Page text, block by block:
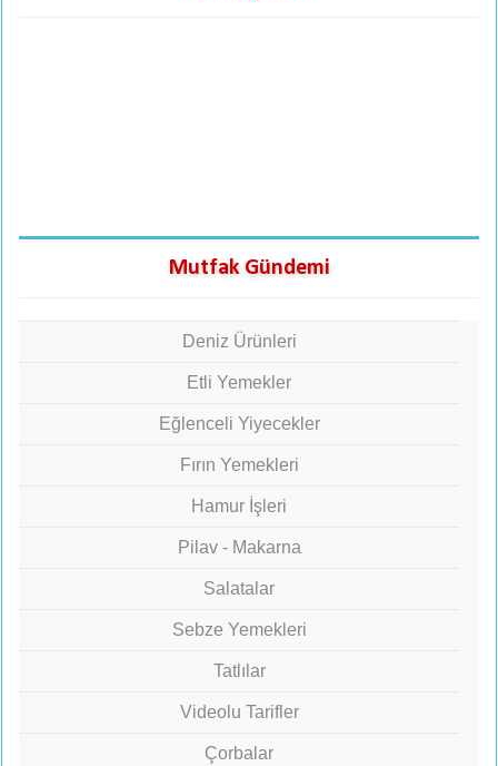
Mutfak Gündemi
Deniz Ürünleri
Etli Yemekler
Eğlenceli Yiyecekler
Fırın Yemekleri
Hamur İşleri
Pilav - Makarna
Salatalar
Sebze Yemekleri
Tatlılar
Videolu Tarifler
Çorbalar